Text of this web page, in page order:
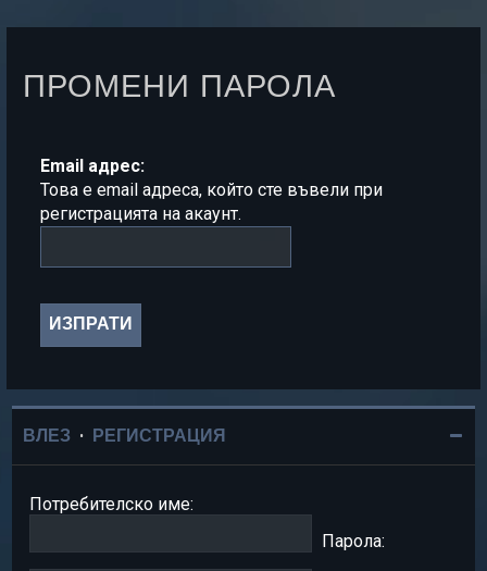
ПРОМЕНИ ПАРОЛА
Email адрес:
Това е email адреса, който сте въвели при
регистрацията на акаунт.
ВЛЕЗ • РЕГИСТРАЦИЯ
Потребителско име:
Парола: